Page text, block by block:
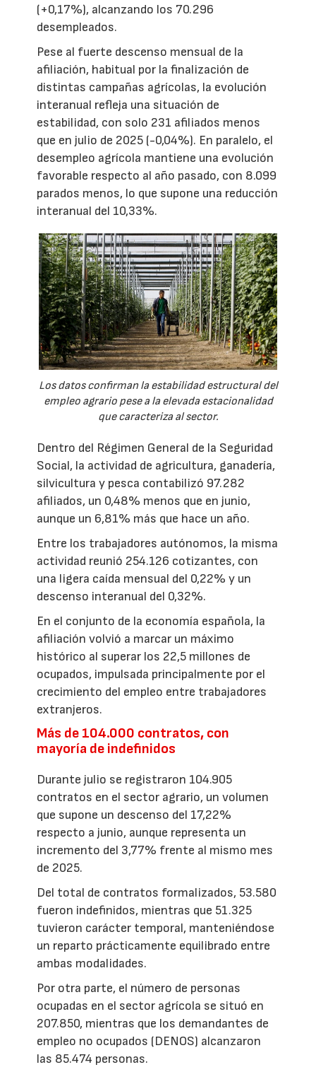
(+0,17%), alcanzando los 70.296
desempleados.
Pese al fuerte descenso mensual de la
afiliación, habitual por la finalización de
distintas campañas agrícolas, la evolución
interanual refleja una situación de
estabilidad, con solo 231 afiliados menos
que en julio de 2025 (-0,04%). En paralelo, el
desempleo agrícola mantiene una evolución
favorable respecto al año pasado, con 8.099
parados menos, lo que supone una reducción
interanual del 10,33%.
Los datos confirman la estabilidad estructural del
empleo agrario pese a la elevada estacionalidad
que caracteriza al sector.
Dentro del Régimen General de la Seguridad
Social, la actividad de agricultura, ganadería,
silvicultura y pesca contabilizó 97.282
afiliados, un 0,48% menos que en junio,
aunque un 6,81% más que hace un año.
Entre los trabajadores autónomos, la misma
actividad reunió 254.126 cotizantes, con
una ligera caída mensual del 0,22% y un
descenso interanual del 0,32%.
En el conjunto de la economía española, la
afiliación volvió a marcar un máximo
histórico al superar los 22,5 millones de
ocupados, impulsada principalmente por el
crecimiento del empleo entre trabajadores
extranjeros.
Más de 104.000 contratos, con
mayoría de indefinidos
Durante julio se registraron 104.905
contratos en el sector agrario, un volumen
que supone un descenso del 17,22%
respecto a junio, aunque representa un
incremento del 3,77% frente al mismo mes
de 2025.
Del total de contratos formalizados, 53.580
fueron indefinidos, mientras que 51.325
tuvieron carácter temporal, manteniéndose
un reparto prácticamente equilibrado entre
ambas modalidades.
Por otra parte, el número de personas
ocupadas en el sector agrícola se situó en
207.850, mientras que los demandantes de
empleo no ocupados (DENOS) alcanzaron
las 85.474 personas.